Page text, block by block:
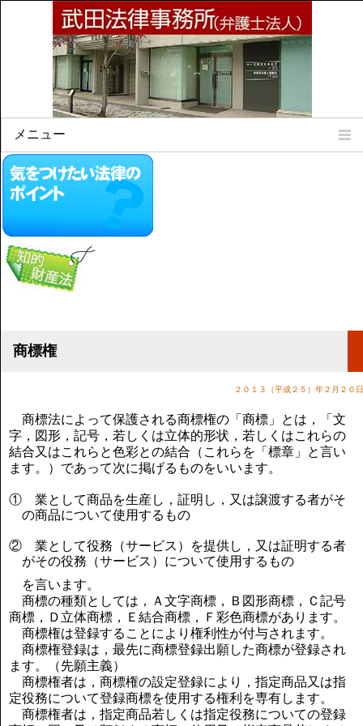
メニュー
Home
所属弁護士
法律相談案内
弁護士料について
事務所所在地
顧問契約について
商標権
２０１３（平成２５）年２月２０日
商標法によって保護される商標権の「商標」とは，「文
字，図形，記号，若しくは立体的形状，若しくはこれらの
結合又はこれらと色彩との結合（これらを「標章」と言い
ます。）であって次に掲げるものをいいます。
① 業として商品を生産し，証明し，又は譲渡する者がそ
の商品について使用するもの
② 業として役務（サービス）を提供し，又は証明する者
がその役務（サービス）について使用するもの
を言います。
商標の種類としては，Ａ文字商標，Ｂ図形商標，Ｃ記号
商標，Ｄ立体商標，Ｅ結合商標，Ｆ彩色商標があります。
商標権は登録することにより権利性が付与されます。
商標権登録は，最先に商標登録出願した商標が登録され
ます。（先願主義）
商標権者は，商標権の設定登録により，指定商品又は指
定役務について登録商標を使用する権利を専有します。
商標権者は，指定商品若しくは指定役務についての登録